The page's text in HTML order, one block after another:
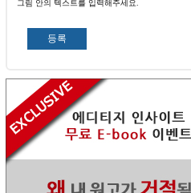
그림 안의 텍스트를 입력해주세요.